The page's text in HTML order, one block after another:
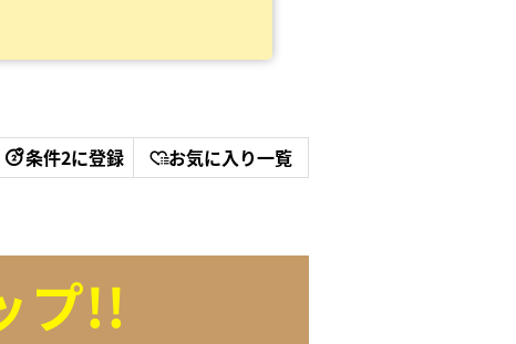
条件2に登録 お気に入り一覧
プ!!